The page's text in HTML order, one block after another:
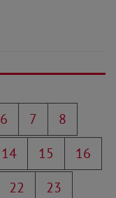
6 7
8
14 15
16
22
23